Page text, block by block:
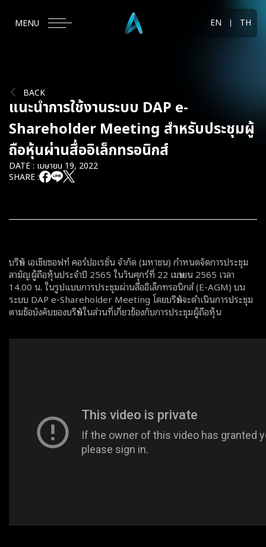
MENU EN TH
BACK
แนะนำการใช้งานระบบ DAP e-
Shareholder Meeting สำหรับประชุมผู้
ถือหุ้นผ่านสื่ออิเล็กทรอนิกส์
DATE : เมษายน 19, 2022
SHARE :
บริษัท เอเชียซอฟท์ คอร์ปอเรชั่น จำกัด (มหาชน) กำหนดจัดการประชุม
สามัญผู้ถือหุ้นประจำปี 2565 ในวันศุกร์ที่ 22 เมษายน 2565 เวลา
14.00 น. ในรูปแบบการประชุมผ่านสื่ออิเล็กทรอนิกส์ (E-AGM) บน
ระบบ DAP e-Shareholder Meeting โดยบริษัทจะดำเนินการประชุม
ตามข้อบังคับของบริษัทในส่วนที่เกี่ยวข้องกับการประชุมผู้ถือหุ้น